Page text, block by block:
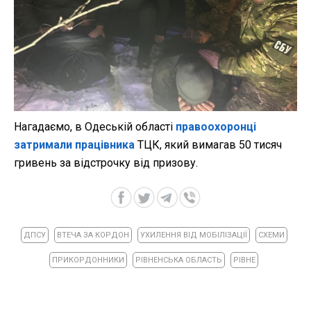
Нагадаємо, в Одеській області правоохоронці
затримали працівника ТЦК, який вимагав 50 тисяч
гривень за відстрочку від призову.
ДПСУ ВТЕЧА ЗА КОРДОН УХИЛЕННЯ ВІД МОБІЛІЗАЦІЇ СХЕМИ
ПРИКОРДОННИКИ РІВНЕНСЬКА ОБЛАСТЬ РІВНЕ